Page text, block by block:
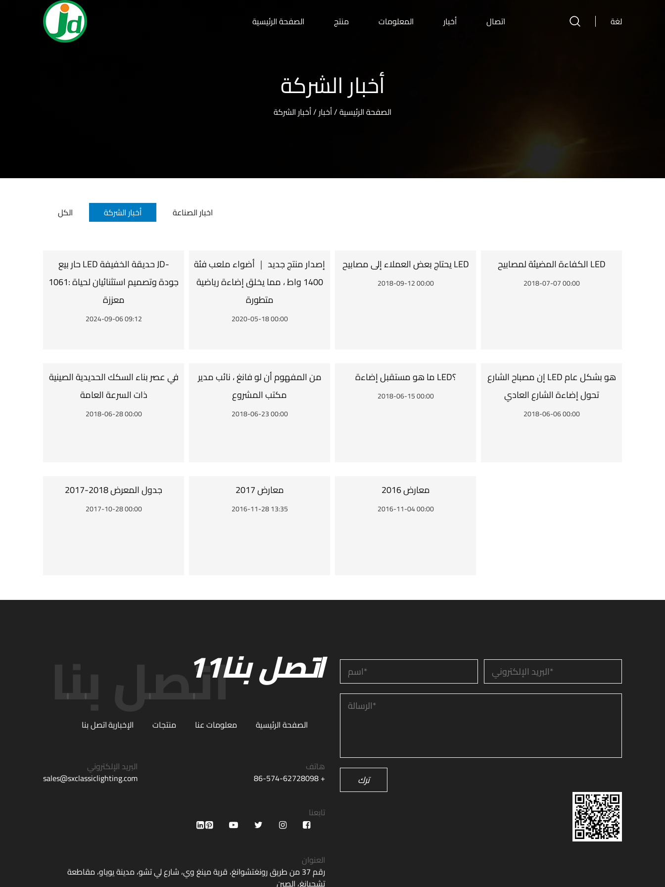
الصفحة الرئيسية منتج المعلومات أخبار اتصال لغة
أخبار الشركة
الصفحة الرئيسية/أخبار/أخبار الشركة
الكل أخبار الشركة اخبار الصناعة
حار بيع LED حديقة الخفيفة JD-
1061: جودة وتصميم استثنائيان لحياة
معززة
2024-09-06 09:12
إصدار منتج جديد ｜ أضواء ملعب فئة
1400 واط ، مما يخلق إضاءة رياضية
متطورة
2020-05-18 00:00
يحتاج بعض العملاء إلى مصابيح LED
2018-09-12 00:00
الكفاءة المضيئة لمصابيح LED
2018-07-07 00:00
في عصر بناء السكك الحديدية الصينية
ذات السرعة العامة
2018-06-28 00:00
من المفهوم أن لو فانغ ، نائب مدير
مكتب المشروع
2018-06-23 00:00
ما هو مستقبل إضاءة LED؟
2018-06-15 00:00
إن مصباح الشارع LED هو بشكل عام
تحول إضاءة الشارع العادي
2018-06-06 00:00
2017-2018 جدول المعرض
2017-10-28 00:00
معارض 2017
2016-11-28 13:35
معارض 2016
2016-11-04 00:00
اتصل بنا11
الصفحة الرئيسية معلومات عنا منتجات الإخباريةاتصل بنا
هاتف
+ 86-574-62728098
البريد الإلكتروني
sales@sxclassiclighting.com
تابعنا
العنوان
رقم 37 من طريق رونغتشوانغ، قرية مينغ وي، شارع لي تشو، مدينة يوياو، مقاطعة
تشجيانغ، الصين
ترك